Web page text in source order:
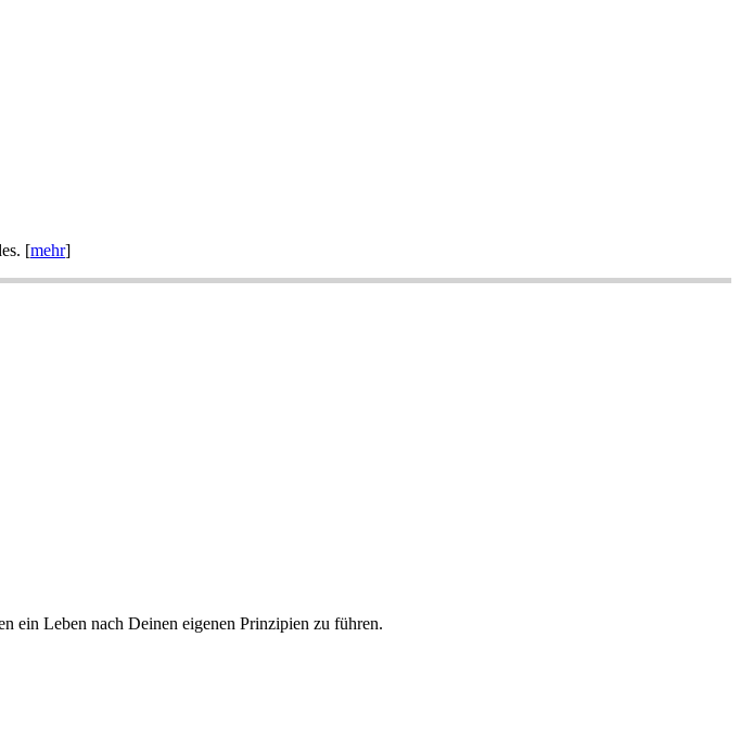
[mehr]
ein Leben nach Deinen eigenen Prinzipien zu führen.